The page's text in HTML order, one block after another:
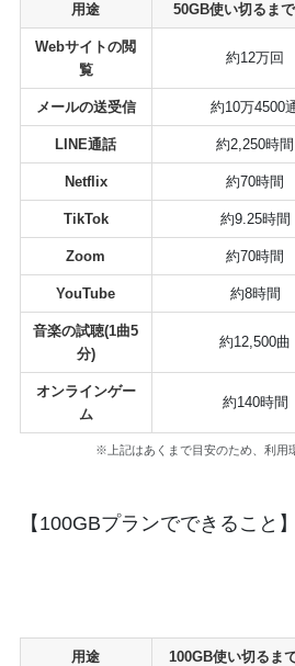
用途 50GB使い切るま
Webサイトの閲
覧
約12万回
メールの送受信 約10万4500
LINE通話 約2,250時間
Netflix 約70時間
TikTok 約9.25時間
Zoom 約70時間
YouTube 約8時間
音楽の試聴(1曲5
分)
約12,500曲
オンラインゲー
ム
約140時間
※上記はあくまで目安のため、利用
【100GBプランでできること】
用途 100GB使い切るま